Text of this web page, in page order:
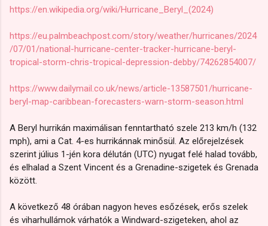
https://en.wikipedia.org/wiki/Hurricane_Beryl_(2024)
https://eu.palmbeachpost.com/story/weather/hurricanes/2024
/07/01/national-hurricane-center-tracker-hurricane-beryl-
tropical-storm-chris-tropical-depression-debby/74262854007/
https://www.dailymail.co.uk/news/article-13587501/hurricane-
beryl-map-caribbean-forecasters-warn-storm-season.html
A Beryl hurrikán maximálisan fenntartható szele 213 km/h (132
mph), ami a Cat. 4-es hurrikánnak minősül. Az előrejelzések
szerint július 1-jén kora délután (UTC) nyugat felé halad tovább,
és elhalad a Szent Vincent és a Grenadine-szigetek és Grenada
között.
A következő 48 órában nagyon heves esőzések, erős szelek
és viharhullámok várhatók a Windward-szigeteken, ahol az